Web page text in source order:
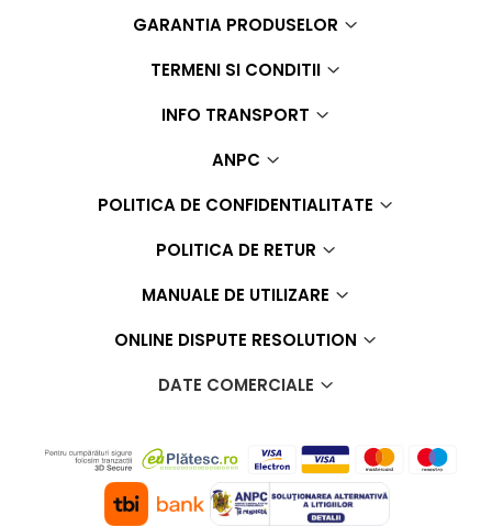
GARANTIA PRODUSELOR
TERMENI SI CONDITII
INFO TRANSPORT
ANPC
POLITICA DE CONFIDENTIALITATE
POLITICA DE RETUR
MANUALE DE UTILIZARE
ONLINE DISPUTE RESOLUTION
DATE COMERCIALE